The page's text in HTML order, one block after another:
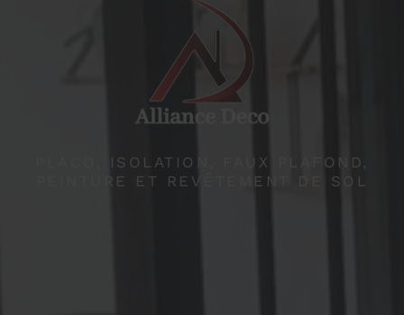
PLACO, ISOLATION, FAUX PLAFOND,
PEINTURE ET REVÊTEMENT DE SOL